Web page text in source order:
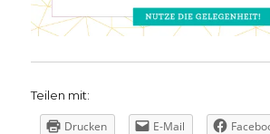
Teilen mit:
Drucken E-Mail